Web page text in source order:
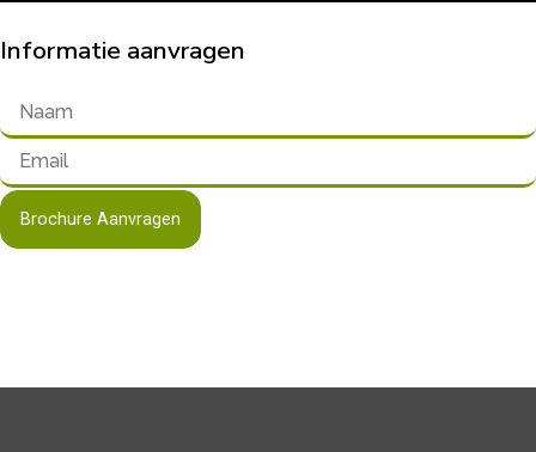
Informatie aanvragen
Brochure Aanvragen